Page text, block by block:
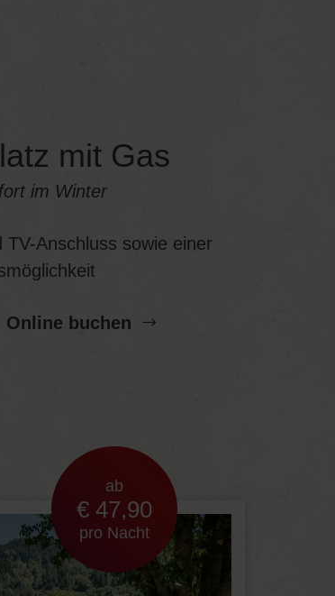
mit Gas
im Winter
Anschluss sowie einer
Online buchen
ab
€ 47,90
pro Nacht